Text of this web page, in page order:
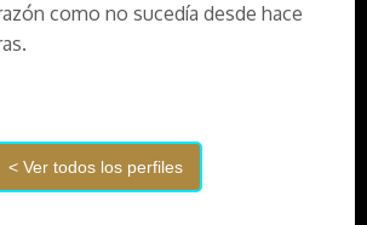
como no sucedía desde hace